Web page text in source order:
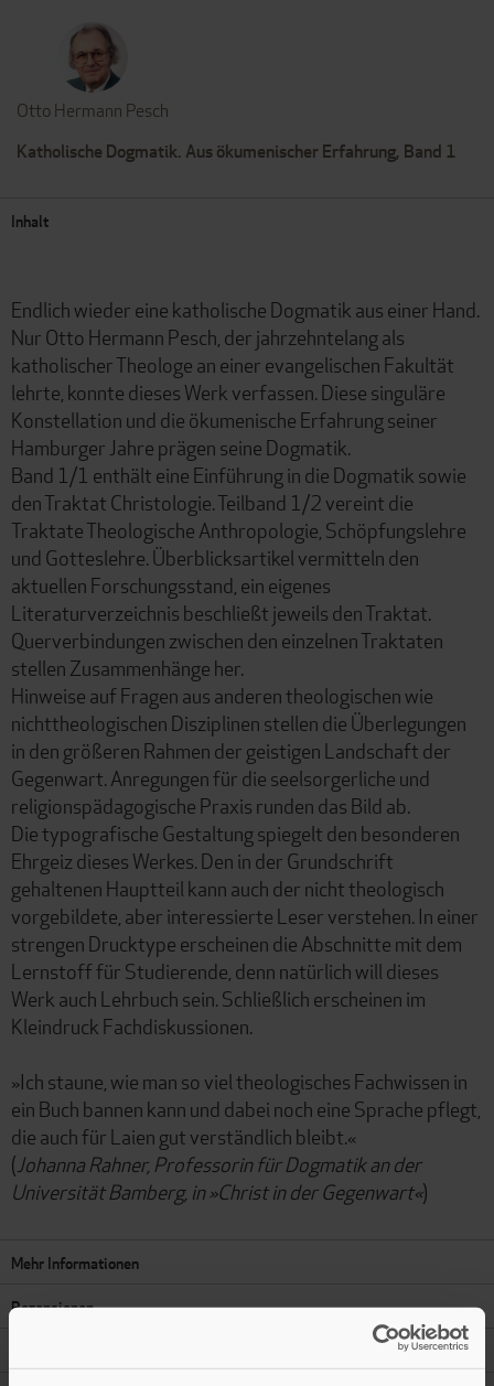
Otto Hermann Pesch
Katholische Dogmatik. Aus ökumenischer Erfahrung, Band 1
Inhalt
Endlich wieder eine katholische Dogmatik aus einer Hand.
Nur Otto Hermann Pesch, der jahrzehntelang als
katholischer Theologe an einer evangelischen Fakultät
lehrte, konnte dieses Werk verfassen. Diese singuläre
Konstellation und die ökumenische Erfahrung seiner
Hamburger Jahre prägen seine Dogmatik.
Band 1/1 enthält eine Einführung in die Dogmatik sowie
den Traktat Christologie. Teilband 1/2 vereint die
Traktate Theologische Anthropologie, Schöpfungslehre
und Gotteslehre. Überblicksartikel vermitteln den
aktuellen Forschungsstand, ein eigenes
Literaturverzeichnis beschließt jeweils den Traktat.
Querverbindungen zwischen den einzelnen Traktaten
stellen Zusammenhänge her.
Hinweise auf Fragen aus anderen theologischen wie
nichttheologischen Disziplinen stellen die Überlegungen
in den größeren Rahmen der geistigen Landschaft der
Gegenwart. Anregungen für die seelsorgerliche und
religionspädagogische Praxis runden das Bild ab.
Die typografische Gestaltung spiegelt den besonderen
Ehrgeiz dieses Werkes. Den in der Grundschrift
gehaltenen Hauptteil kann auch der nicht theologisch
vorgebildete, aber interessierte Leser verstehen. In einer
strengen Drucktype erscheinen die Abschnitte mit dem
Lernstoff für Studierende, denn natürlich will dieses
Werk auch Lehrbuch sein. Schließlich erscheinen im
Kleindruck Fachdiskussionen.
»Ich staune, wie man so viel theologisches Fachwissen in
ein Buch bannen kann und dabei noch eine Sprache pflegt,
die auch für Laien gut verständlich bleibt.«
( Johanna Rahner, Professorin für Dogmatik an der
Universität Bamberg, in »Christ in der Gegenwart«)
Mehr Informationen
Rezensionen